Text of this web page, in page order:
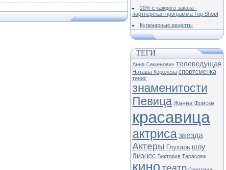
20% с каждого заказа -
партнерская программа Top Shop!
Кулинарные рецепты
ТЕГИ
Анна Семенович телеведущая
Наташа Королева спортсменка
тенис
знаменитости
Певица Жанна Фриске
красавица
актрисазвезда
Актеры Глухарь шоу
бизнес Виктория Тарасова
кино